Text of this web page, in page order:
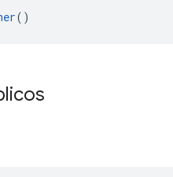
()